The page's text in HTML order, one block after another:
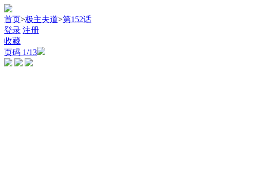
首页>极主夫道>第152话
登录 注册
收藏
页码 1/13